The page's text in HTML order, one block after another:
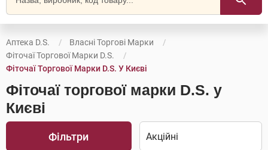
Аптека D.S.
Власні Торгові Марки
Фіточаї Торгової Марки D.S.
Фіточаї Торгової Марки D.S. У Києві
Фіточаї торгової марки D.S. у
Києві
Фільтри